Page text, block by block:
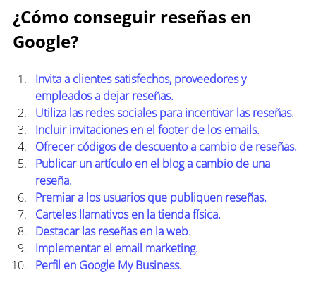
¿Cómo conseguir reseñas en
Google?
Invita a clientes satisfechos, proveedores y
empleados a dejar reseñas.
Utiliza las redes sociales para incentivar las reseñas.
Incluir invitaciones en el footer de los emails.
Ofrecer códigos de descuento a cambio de reseñas.
Publicar un artículo en el blog a cambio de una
reseña.
Premiar a los usuarios que publiquen reseñas.
Carteles llamativos en la tienda física.
Destacar las reseñas en la web.
Implementar el email marketing.
Perfil en Google My Business.